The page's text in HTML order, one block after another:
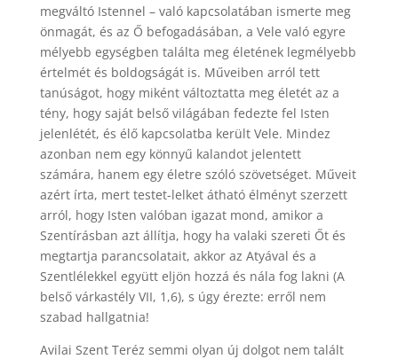
megváltó Istennel – való kapcsolatában ismerte meg
önmagát, és az Ő befogadásában, a Vele való egyre
mélyebb egységben találta meg életének legmélyebb
értelmét és boldogságát is. Műveiben arról tett
tanúságot, hogy miként változtatta meg életét az a
tény, hogy saját belső világában fedezte fel Isten
jelenlétét, és élő kapcsolatba került Vele. Mindez
azonban nem egy könnyű kalandot jelentett
számára, hanem egy életre szóló szövetséget. Műveit
azért írta, mert testet-lelket átható élményt szerzett
arról, hogy Isten valóban igazat mond, amikor a
Szentírásban azt állítja, hogy ha valaki szereti Őt és
megtartja parancsolatait, akkor az Atyával és a
Szentlélekkel együtt eljön hozzá és nála fog lakni (A
belső várkastély VII, 1,6), s úgy érezte: erről nem
szabad hallgatnia!
Avilai Szent Teréz semmi olyan új dolgot nem talált